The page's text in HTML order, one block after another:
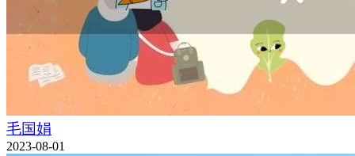
毛国娟
2023-08-01